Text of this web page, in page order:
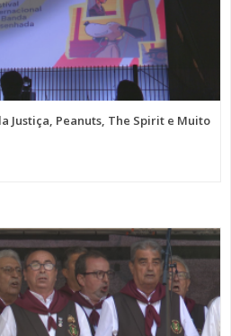
Justiça, Peanuts, The Spirit e Muito